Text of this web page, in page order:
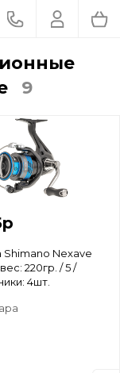
9
р
Shimano Nexave
220гр. / 5 /
4шт.